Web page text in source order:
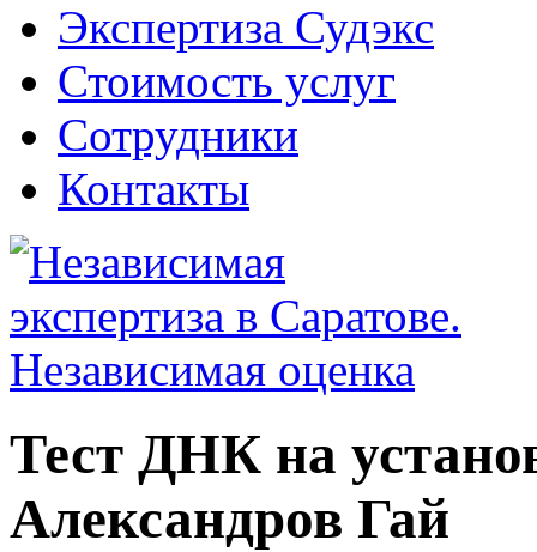
Экспертиза Судэкс
Стоимость услуг
Сотрудники
Контакты
Тест ДНК на
Александров Гай